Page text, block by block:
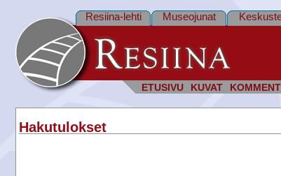
ETUSIVU KUVAT
Resiina-lehti Museojunat
Hakutulokset